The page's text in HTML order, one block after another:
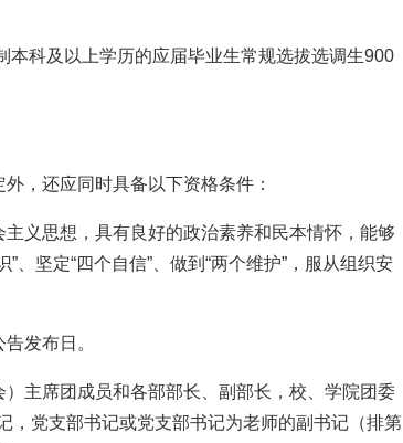
科及以上学历的应届毕业生常规选拔选调生900
，还应同时具备以下资格条件：
义思想，具有良好的政治素养和民本情怀，能够
、坚定“四个自信”、做到“两个维护”，服从组织安
发布日。
主席团成员和各部部长、副部长，校、学院团委
，党支部书记或党支部书记为老师的副书记（排第